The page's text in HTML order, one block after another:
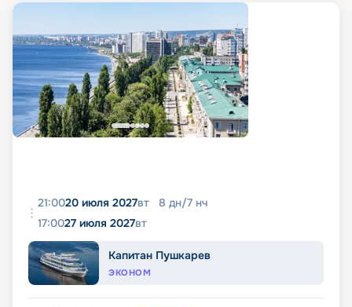
21:0020 июля 2027вт 8 дн/7 нч
17:0027 июля 2027вт
Капитан Пушкарев
ЭКОНОМ